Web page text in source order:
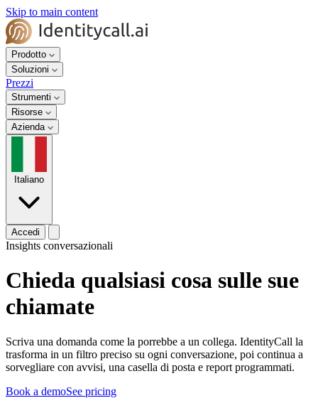
Skip to main content
Prodotto
Soluzioni
Prezzi
Strumenti
Risorse
Azienda
Italiano
Accedi
Insights conversazionali
Chieda qualsiasi cosa sulle sue
chiamate
Scriva una domanda come la porrebbe a un collega. IdentityCall la
trasforma in un filtro preciso su ogni conversazione, poi continua a
sorvegliare con avvisi, una casella di posta e report programmati.
Book a demoSee pricing